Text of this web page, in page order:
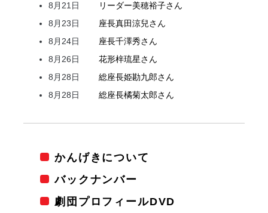
8月21日
リーダー美穂裕子さん
8月23日
座長真田涼兒さん
8月24日
座長千澤秀さん
8月26日
花形梓琉星さん
8月28日
総座長姫勘九郎さん
8月28日
総座長橘菊太郎さん
かんげきについて
バックナンバー
劇団プロフィールDVD